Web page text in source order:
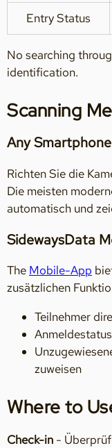
Entry Status
No searching
identification.
Scanning
Any
Richten Sie die
Die meisten
automatisch und
SidewaysData
The Mobile-App
zusätzlichen
Teilnehmer
zuweisen
Where to
Check-in -